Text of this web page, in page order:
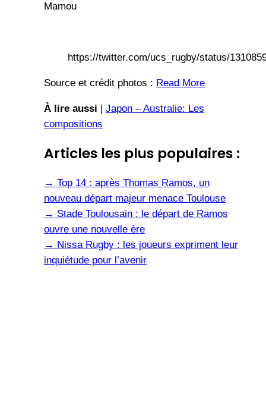
Mamou
https://twitter.com/ucs_rugby/status/
Source et crédit photos : Read More
À lire aussi | Japon – Australie: Les
compositions
Articles les plus populaires :
→ Top 14 : après Thomas Ramos, un
nouveau départ majeur menace Toulouse
→ Stade Toulousain : le départ de Ramos
ouvre une nouvelle ère
→ Nissa Rugby : les joueurs expriment leur
inquiétude pour l’avenir